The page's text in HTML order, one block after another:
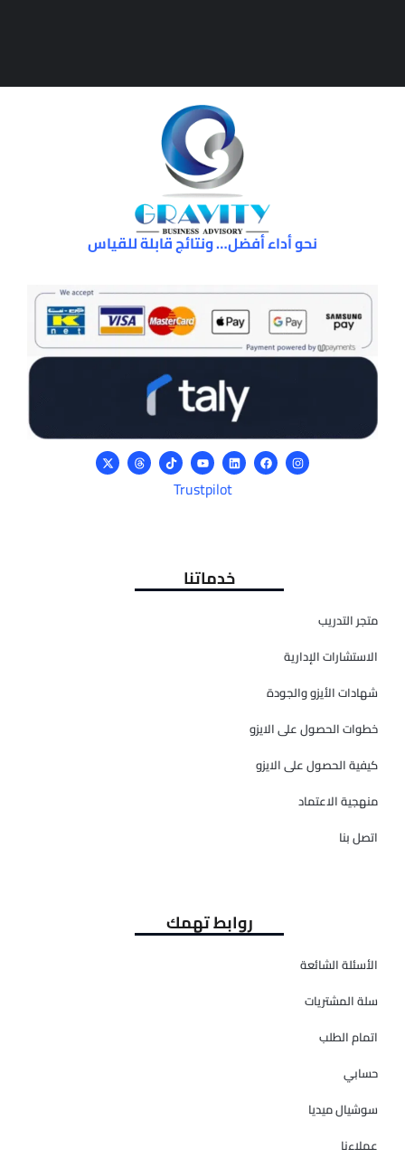
نحو أداء أفضل… ونتائج قابلة للقياس
Trustpilot
خدماتنا
متجر التدريب
الاستشارات الإدارية
شهادات الأيزو والجودة
خطوات الحصول على الايزو
كيفية الحصول على الايزو
منهجية الاعتماد
اتصل بنا
روابط تهمك
الأسئلة الشائعة
سلة المشتريات
اتمام الطلب
حسابي
سوشيال ميديا
عملاءنا